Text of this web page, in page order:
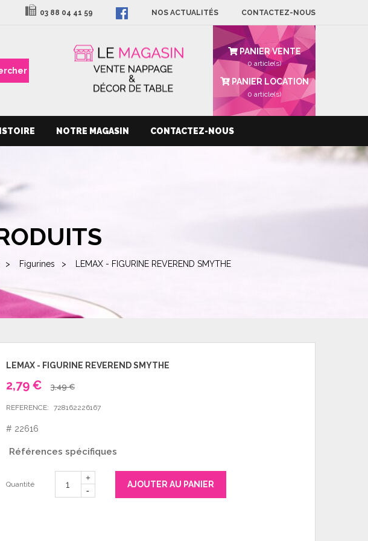
03 88 04 41 59 NOS ACTUALITÉS CONTACTEZ-NOUS
PANIER VENTE
0 article(s)
PANIER LOCATION
0 article(s)
NOTRE MAGASIN CONTACTEZ-NOUS
Figurines LEMAX - FIGURINE REVEREND SMYTHE
LEMAX - FIGURINE REVEREND SMYTHE
2,79 € 3,49 €
REFERENCE: 728162226167
# 22616
Références spécifiques
Quantité AJOUTER AU PANIER